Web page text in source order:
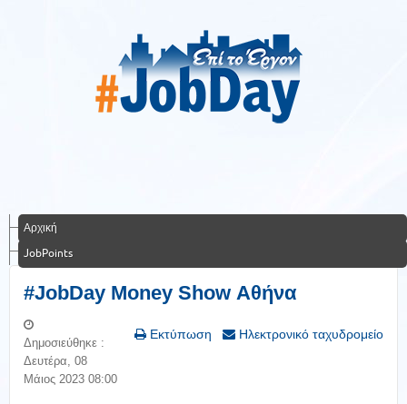
Αρχική
JobPoints
#JobDay Money Show Αθήνα
Εκτύπωση Ηλεκτρονικό ταχυδρομείο
Δημοσιεύθηκε :
Δευτέρα, 08
Μάιος 2023 08:00